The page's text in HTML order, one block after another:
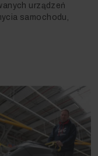
urządzeń
samochodu,